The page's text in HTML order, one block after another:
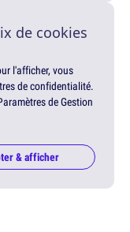
de cookies
l'afficher, vous
de confidentialité.
de Gestion
& afficher